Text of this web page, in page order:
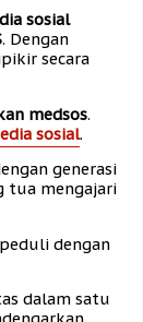
sosial
. Dengan
secara
medsos.
sosial.
generasi
tua mengajari
dengan
dalam satu